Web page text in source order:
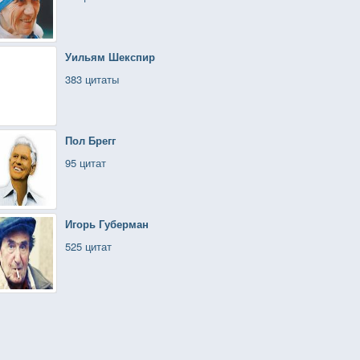
Уильям Шекспир
383 цитаты
Пол Брегг
95 цитат
Игорь Губерман
525 цитат